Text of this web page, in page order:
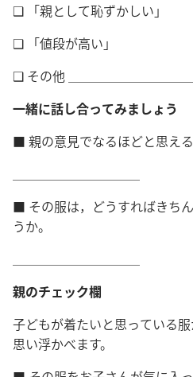
❑ 「親として恥ずかしい」
❑ 「値段が高い」
❑ その他 ＿＿＿＿＿＿＿＿＿＿
一緒に話し合ってみましょう
■ 親の意見でなるほどと思え
■ その服は，どうすればきち
うか。
親のチェック欄
子どもが着たいと思っている
思い浮かべます。